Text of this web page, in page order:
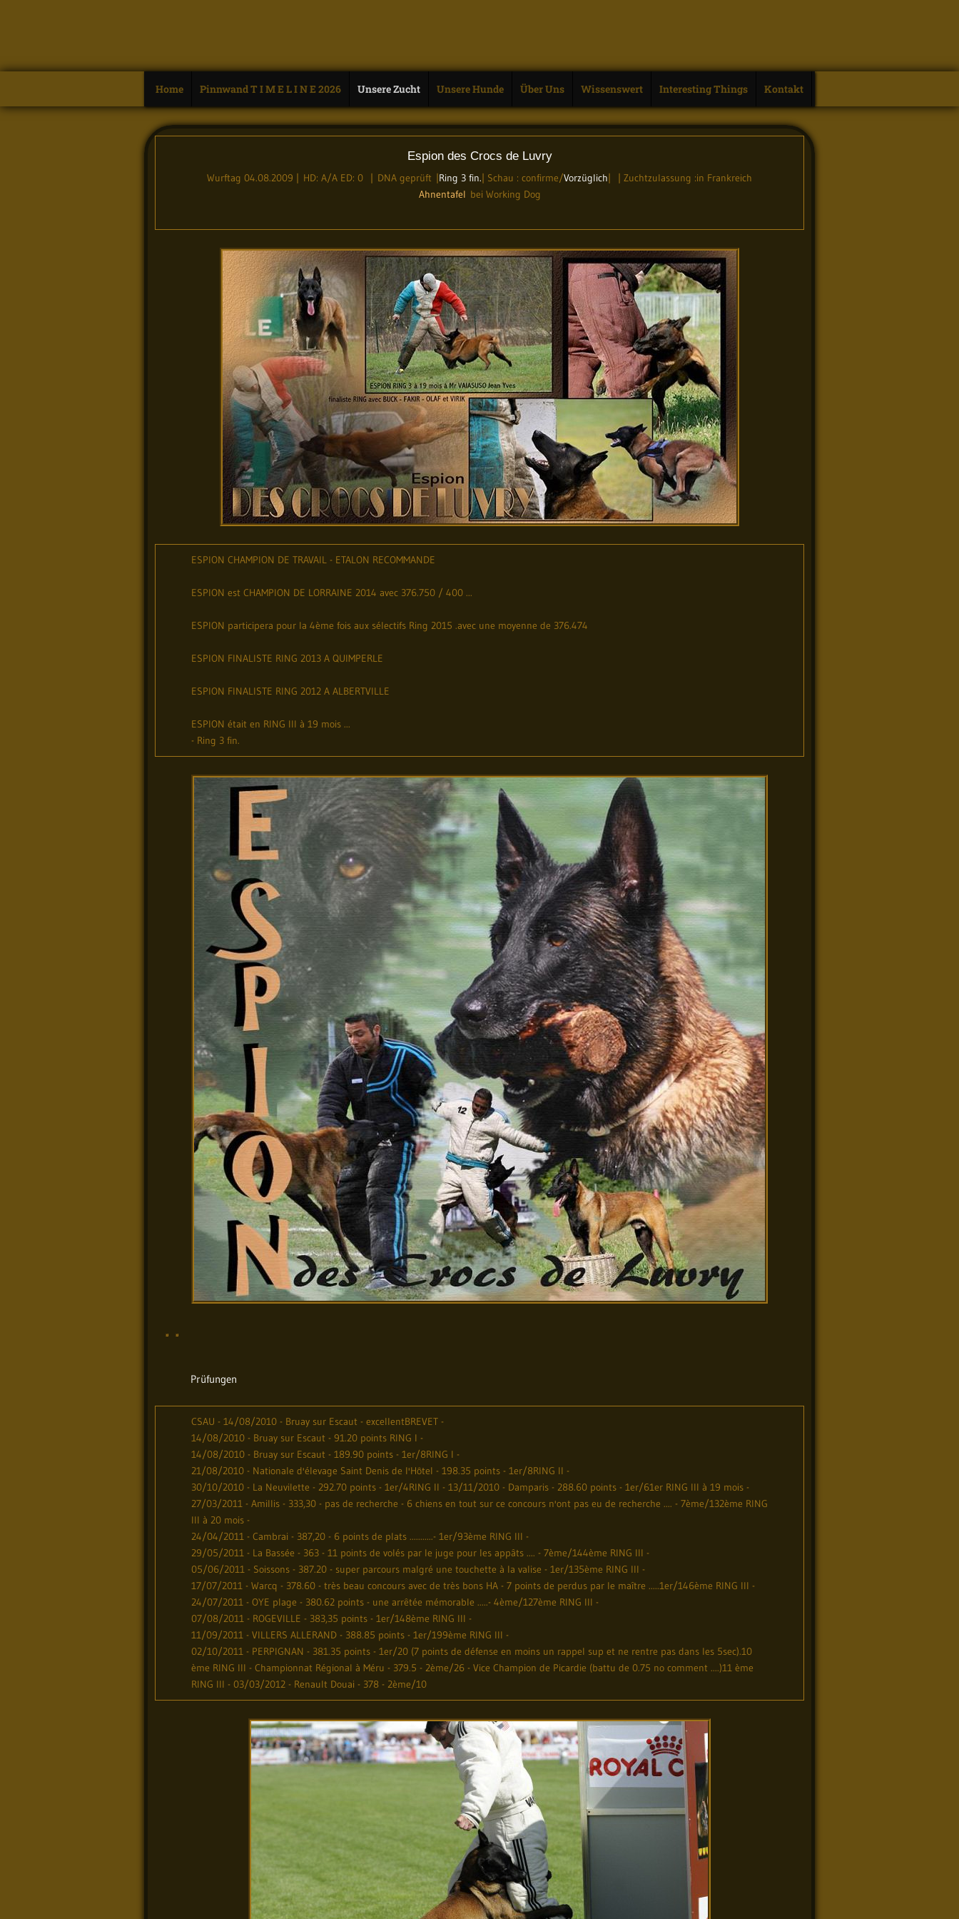
Home Pinnwand T I M E L I N E 2026 Unsere Zucht Unsere Hunde Über Uns Wissenswert Interesting Things Kontakt
Espion des Crocs de Luvry
Wurftag 04.08.2009 | HD: A/A ED: 0 | DNA geprüft |Ring 3 fin.| Schau : confirme/Vorzüglich| | Zuchtzulassung :in Frankreich
Ahnentafel bei Working Dog
ESPION CHAMPION DE TRAVAIL - ETALON RECOMMANDE
ESPION est CHAMPION DE LORRAINE 2014 avec 376.750 / 400 ...
ESPION participera pour la 4ème fois aux sélectifs Ring 2015 .avec une moyenne de 376.474
ESPION FINALISTE RING 2013 A QUIMPERLE
ESPION FINALISTE RING 2012 A ALBERTVILLE
ESPION était en RING III à 19 mois ...
- Ring 3 fin.
Prüfungen
CSAU - 14/08/2010 - Bruay sur Escaut - excellentBREVET -
14/08/2010 - Bruay sur Escaut - 91.20 points RING I -
14/08/2010 - Bruay sur Escaut - 189.90 points - 1er/8RING I -
21/08/2010 - Nationale d'élevage Saint Denis de l'Hôtel - 198.35 points - 1er/8RING II -
30/10/2010 - La Neuvilette - 292.70 points - 1er/4RING II - 13/11/2010 - Damparis - 288.60 points - 1er/61er RING III à 19 mois -
27/03/2011 - Amillis - 333,30 - pas de recherche - 6 chiens en tout sur ce concours n'ont pas eu de recherche .... - 7ème/132ème RING
III à 20 mois -
24/04/2011 - Cambrai - 387,20 - 6 points de plats ...........- 1er/93ème RING III -
29/05/2011 - La Bassée - 363 - 11 points de volés par le juge pour les appâts .... - 7ème/144ème RING III -
05/06/2011 - Soissons - 387.20 - super parcours malgré une touchette à la valise - 1er/135ème RING III -
17/07/2011 - Warcq - 378.60 - très beau concours avec de très bons HA - 7 points de perdus par le maître .....1er/146ème RING III -
24/07/2011 - OYE plage - 380.62 points - une arrêtée mémorable .....- 4ème/127ème RING III -
07/08/2011 - ROGEVILLE - 383,35 points - 1er/148ème RING III -
11/09/2011 - VILLERS ALLERAND - 388.85 points - 1er/199ème RING III -
02/10/2011 - PERPIGNAN - 381.35 points - 1er/20 (7 points de défense en moins un rappel sup et ne rentre pas dans les 5sec).10
ème RING III - Championnat Régional à Méru - 379.5 - 2ème/26 - Vice Champion de Picardie (battu de 0.75 no comment ....)11 ème
RING III - 03/03/2012 - Renault Douai - 378 - 2ème/10